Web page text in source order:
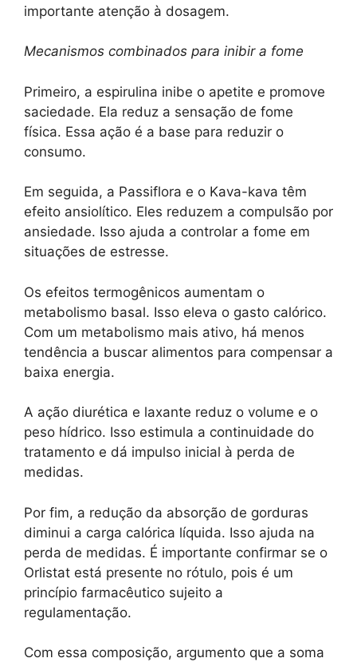
importante atenção à dosagem.
Mecanismos combinados para inibir a fome
Primeiro, a espirulina inibe o apetite e promove
saciedade. Ela reduz a sensação de fome
física. Essa ação é a base para reduzir o
consumo.
Em seguida, a Passiflora e o Kava-kava têm
efeito ansiolítico. Eles reduzem a compulsão por
ansiedade. Isso ajuda a controlar a fome em
situações de estresse.
Os efeitos termogênicos aumentam o
metabolismo basal. Isso eleva o gasto calórico.
Com um metabolismo mais ativo, há menos
tendência a buscar alimentos para compensar a
baixa energia.
A ação diurética e laxante reduz o volume e o
peso hídrico. Isso estimula a continuidade do
tratamento e dá impulso inicial à perda de
medidas.
Por fim, a redução da absorção de gorduras
diminui a carga calórica líquida. Isso ajuda na
perda de medidas. É importante confirmar se o
Orlistat está presente no rótulo, pois é um
princípio farmacêutico sujeito a
regulamentação.
Com essa composição, argumento que a soma